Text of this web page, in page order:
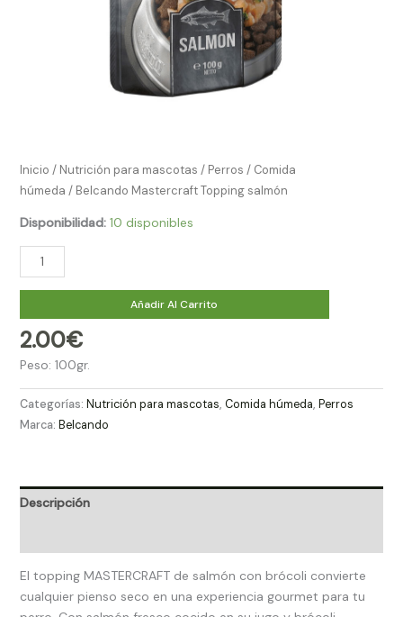
Inicio / Nutrición para mascotas / Perros / Comida
húmeda / Belcando Mastercraft Topping salmón
Disponibilidad: 10 disponibles
Añadir Al Carrito
2.00€
Peso: 100gr.
Categorías: Nutrición para mascotas, Comida húmeda, Perros
Marca: Belcando
Descripción
El topping MASTERCRAFT de salmón con brócoli convierte
cualquier pienso seco en una experiencia gourmet para tu